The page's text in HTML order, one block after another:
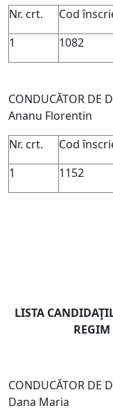
Nr. crt.
Cod
1
1082
CONDUCĂTOR DE
Ananu Florentin
Nr. crt.
Cod
1
1152
LISTA
CONDUCĂTOR DE
Dana Maria